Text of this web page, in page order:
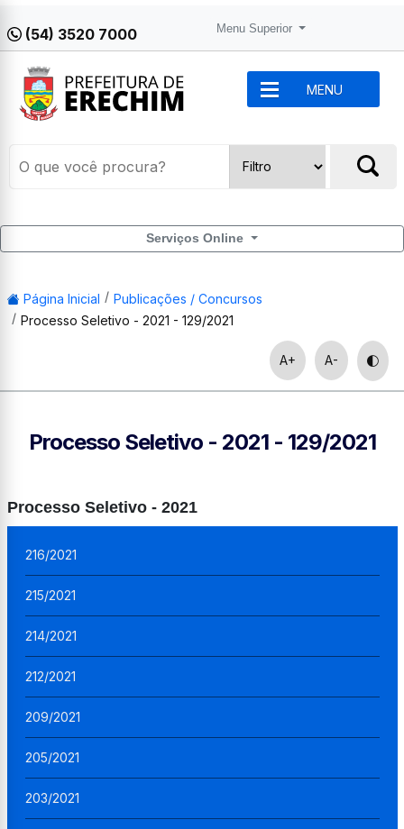
(54) 3520 7000 Menu Superior
MENU
Serviços Online
Página Inicial
Publicações / Concursos
Processo Seletivo - 2021 - 129/2021
A+ A-
Processo Seletivo - 2021 - 129/2021
Processo Seletivo - 2021
216/2021
215/2021
214/2021
212/2021
209/2021
205/2021
203/2021